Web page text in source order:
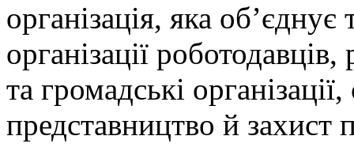
організація, яка об’єднує
організації
та громадські
представництво й захист